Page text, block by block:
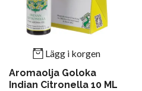
Lägg i korgen
Aromaolja Goloka
Indian Citronella 10 ML